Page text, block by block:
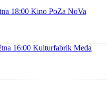
18:00 Kino PoZa NoVa
16:00 Kulturfabrik Meda